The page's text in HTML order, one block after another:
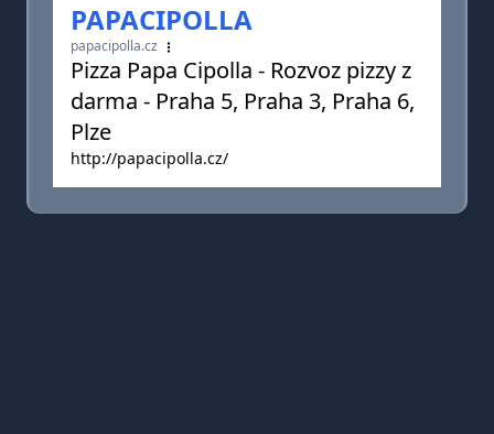
PAPACIPOLLA
papacipolla.cz
Pizza Papa Cipolla - Rozvoz pizzy z
darma - Praha 5, Praha 3, Praha 6,
Plze
http://papacipolla.cz/